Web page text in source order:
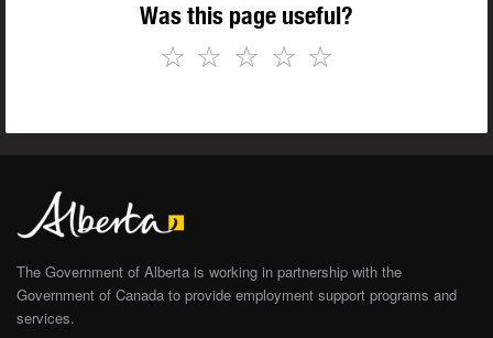
Was this page useful?
☆
☆
☆
☆
☆
The Government of Alberta is working in partnership with the
Government of Canada to provide employment support programs and
services.